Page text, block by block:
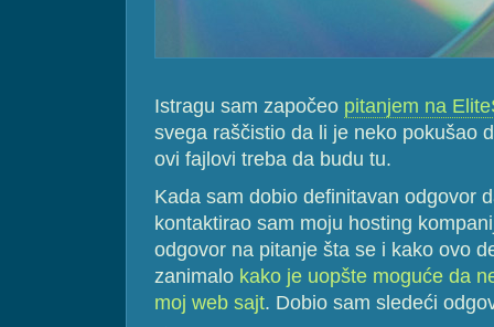
Istragu sam započeo pitanjem na
svega raščistio da li je neko pokušao
ovi fajlovi treba da budu tu.
Kada sam dobio definitavan odgovor
kontaktirao sam moju hosting
odgovor na pitanje šta se i kako ovo
zanimalo kako je uopšte moguće da
moj web sajt. Dobio sam sledeći